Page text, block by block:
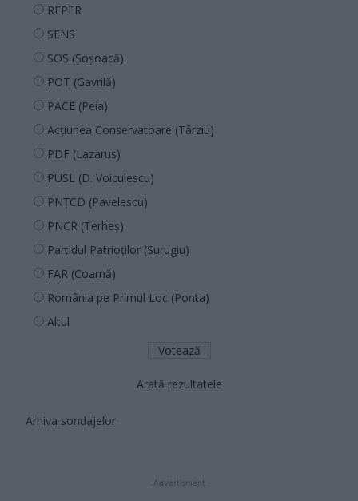
REPER
SENS
SOS (Șoșoacă)
POT (Gavrilă)
PACE (Peia)
Acțiunea Conservatoare (Târziu)
PDF (Lazarus)
PUSL (D. Voiculescu)
PNȚCD (Pavelescu)
PNCR (Terheș)
Partidul Patrioților (Surugiu)
FAR (Coarnă)
România pe Primul Loc (Ponta)
Altul
Arată rezultatele
Arhiva sondajelor
- Advertisment -